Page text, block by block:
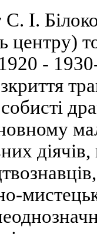
І.
центру)
-
діячів,